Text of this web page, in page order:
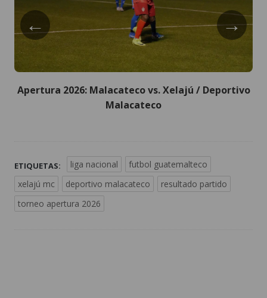
←
Apertura 2026: Malacateco vs. Xelajú / Deportivo
Malacateco
→
ETIQUETAS: liga nacional
futbol guatemalteco
xelajú mc
deportivo malacateco
resultado partido
torneo apertura 2026